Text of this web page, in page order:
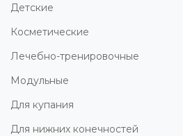
Детские
Косметические
Лечебно-тренировочные
Модульные
Для купания
Для нижних конечностей